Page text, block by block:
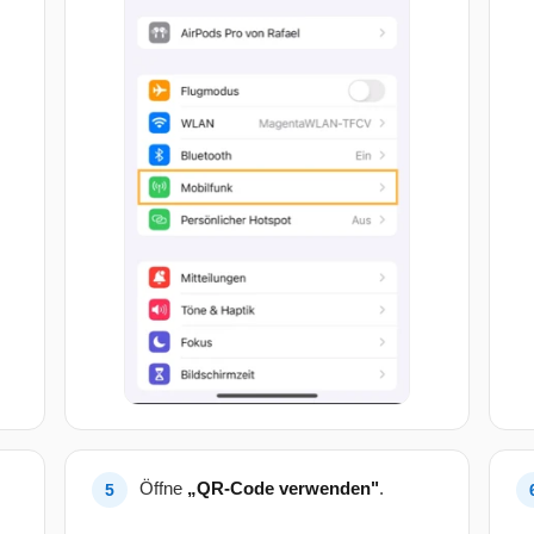
Öffne „QR-Code verwenden".